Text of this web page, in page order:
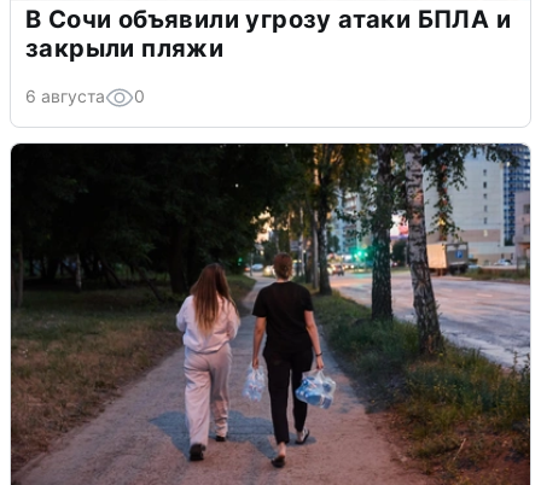
В Сочи объявили угрозу атаки БПЛА и
закрыли пляжи
6 августа 0